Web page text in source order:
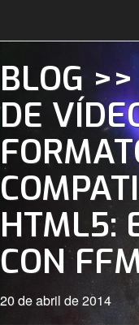
BLOG >>
DE
HTML5:
CON
20 de abril de 2014